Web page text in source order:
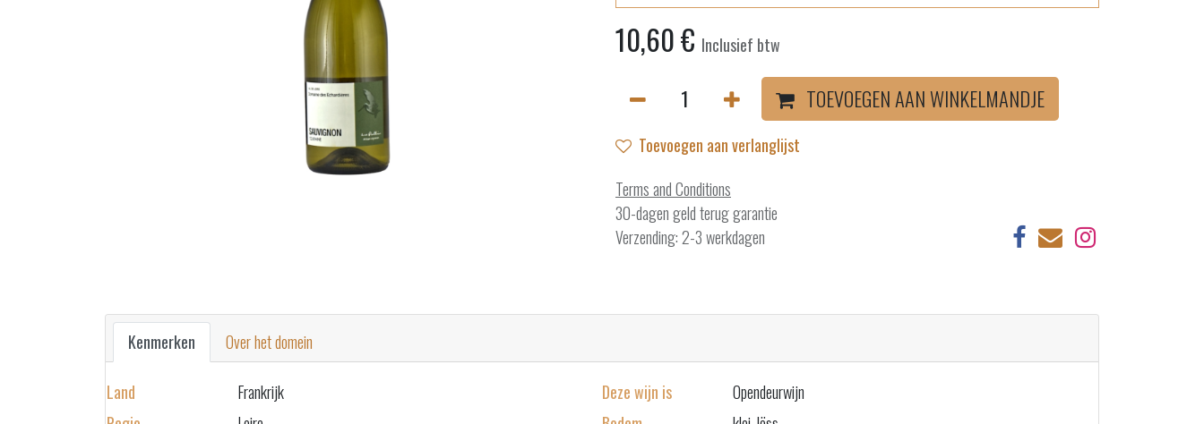
10,60€ Inclusief btw
TOEVOEGEN AAN WINKELMANDJE
Toevoegen aan verlanglijst
Terms and Conditions
30-dagen geld terug garantie
Verzending: 2-3 werkdagen
Kenmerken Over het domein
Land
Frankrijk
Deze wijn is
Opendeurwijn